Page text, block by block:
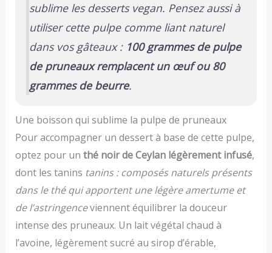
sublime les desserts vegan. Pensez aussi à
utiliser cette pulpe comme liant naturel
dans vos gâteaux : 100 grammes de pulpe
de pruneaux remplacent un œuf ou 80
grammes de beurre.
Une boisson qui sublime la pulpe de pruneaux
Pour accompagner un dessert à base de cette pulpe,
optez pour un thé noir de Ceylan légèrement infusé,
dont les tanins tanins : composés naturels présents
dans le thé qui apportent une légère amertume et
de l’astringenceviennent équilibrer la douceur
intense des pruneaux. Un lait végétal chaud à
l’avoine, légèrement sucré au sirop d’érable,